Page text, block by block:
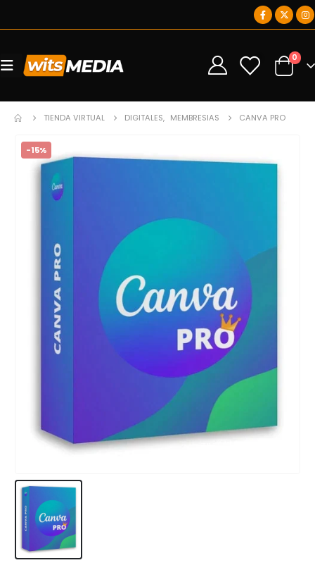
0 0
TIENDA VIRTUAL DIGITALES, MEMBRESIAS CANVA PRO
-15%